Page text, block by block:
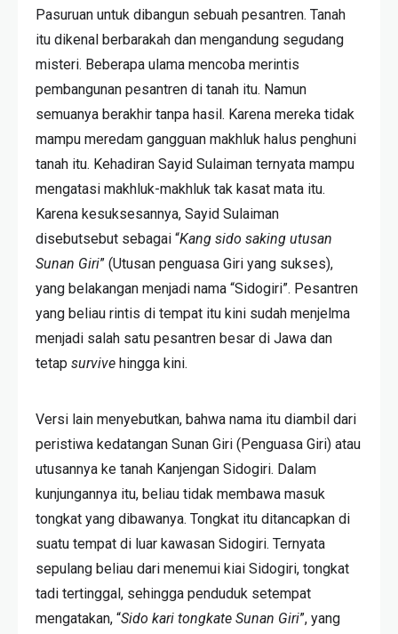
Pasuruan untuk dibangun sebuah pesantren. Tanah
itu dikenal berbarakah dan mengandung segudang
misteri. Beberapa ulama mencoba merintis
pembangunan pesantren di tanah itu. Namun
semuanya berakhir tanpa hasil. Karena mereka tidak
mampu meredam gangguan makhluk halus penghuni
tanah itu. Kehadiran Sayid Sulaiman ternyata mampu
mengatasi makhluk-makhluk tak kasat mata itu.
Karena kesuksesannya, Sayid Sulaiman
disebutsebut sebagai “Kang sido saking utusan
Sunan Giri” (Utusan penguasa Giri yang sukses),
yang belakangan menjadi nama “Sidogiri”. Pesantren
yang beliau rintis di tempat itu kini sudah menjelma
menjadi salah satu pesantren besar di Jawa dan
tetap survive hingga kini.
Versi lain menyebutkan, bahwa nama itu diambil dari
peristiwa kedatangan Sunan Giri (Penguasa Giri) atau
utusannya ke tanah Kanjengan Sidogiri. Dalam
kunjungannya itu, beliau tidak membawa masuk
tongkat yang dibawanya. Tongkat itu ditancapkan di
suatu tempat di luar kawasan Sidogiri. Ternyata
sepulang beliau dari menemui kiai Sidogiri, tongkat
tadi tertinggal, sehingga penduduk setempat
mengatakan, “Sido kari tongkate Sunan Giri”, yang